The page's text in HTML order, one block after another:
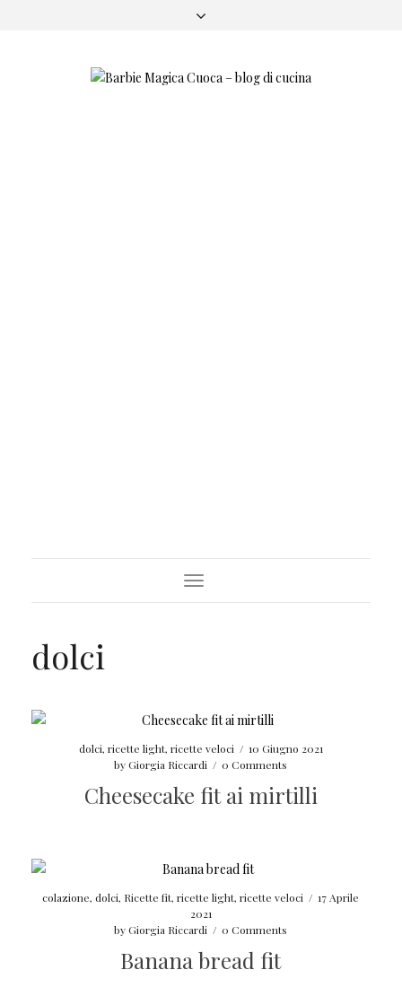
Toggle
Navigation
dolci
dolci, ricette light, ricette veloci / 10 Giugno 2021
byGiorgia Riccardi / 0 Comments
Cheesecake fit ai mirtilli
colazione,dolci, Ricette fit,ricette light,ricette veloci / 17 Aprile
2021
byGiorgia Riccardi / 0 Comments
Banana bread fit